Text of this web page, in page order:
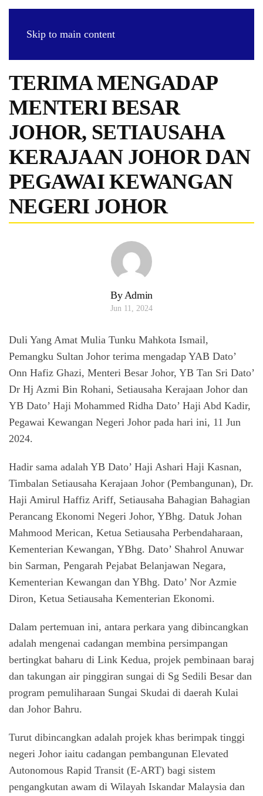
Skip to main content
TERIMA MENGADAP
MENTERI BESAR
JOHOR, SETIAUSAHA
KERAJAAN JOHOR DAN
PEGAWAI KEWANGAN
NEGERI JOHOR
By Admin
Jun 11, 2024
Duli Yang Amat Mulia Tunku Mahkota Ismail,
Pemangku Sultan Johor terima mengadap YAB Dato’
Onn Hafiz Ghazi, Menteri Besar Johor, YB Tan Sri Dato’
Dr Hj Azmi Bin Rohani, Setiausaha Kerajaan Johor dan
YB Dato’ Haji Mohammed Ridha Dato’ Haji Abd Kadir,
Pegawai Kewangan Negeri Johor pada hari ini, 11 Jun
2024.
Hadir sama adalah YB Dato’ Haji Ashari Haji Kasnan,
Timbalan Setiausaha Kerajaan Johor (Pembangunan), Dr.
Haji Amirul Haffiz Ariff, Setiausaha Bahagian Bahagian
Perancang Ekonomi Negeri Johor, YBhg. Datuk Johan
Mahmood Merican, Ketua Setiausaha Perbendaharaan,
Kementerian Kewangan, YBhg. Dato’ Shahrol Anuwar
bin Sarman, Pengarah Pejabat Belanjawan Negara,
Kementerian Kewangan dan YBhg. Dato’ Nor Azmie
Diron, Ketua Setiausaha Kementerian Ekonomi.
Dalam pertemuan ini, antara perkara yang dibincangkan
adalah mengenai cadangan membina persimpangan
bertingkat baharu di Link Kedua, projek pembinaan baraj
dan takungan air pinggiran sungai di Sg Sedili Besar dan
program pemuliharaan Sungai Skudai di daerah Kulai
dan Johor Bahru.
Turut dibincangkan adalah projek khas berimpak tinggi
negeri Johor iaitu cadangan pembangunan Elevated
Autonomous Rapid Transit (E-ART) bagi sistem
pengangkutan awam di Wilayah Iskandar Malaysia dan